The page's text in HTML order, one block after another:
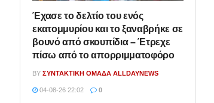
Έχασε το δελτίο του ενός
εκατομμυρίου και το ξαναβρήκε σε
βουνό από σκουπίδια – Έτρεχε
πίσω από το απορριμματοφόρο
BY ΣΥΝΤΑΚΤΙΚΉ ΟΜΆΔΑ ALLDAYNEWS
04-08-26 22:02 0